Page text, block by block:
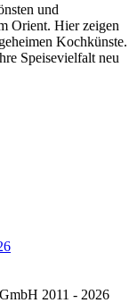
und
Orient. Hier zeigen
Kochkünste.
Speisevielfalt neu
2011 - 2026